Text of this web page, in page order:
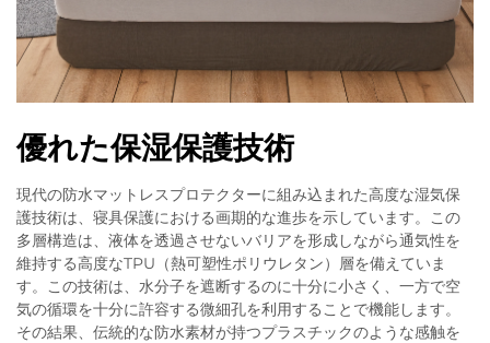
優れた保湿保護技術
現代の防水マットレスプロテクターに組み込まれた高度な湿気保
護技術は、寝具保護における画期的な進歩を示しています。この
多層構造は、液体を透過させないバリアを形成しながら通気性を
維持する高度なTPU（熱可塑性ポリウレタン）層を備えていま
す。この技術は、水分子を遮断するのに十分に小さく、一方で空
気の循環を十分に許容する微細孔を利用することで機能します。
その結果、伝統的な防水素材が持つプラスチックのような感触を